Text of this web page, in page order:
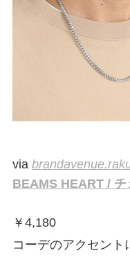
via
BEAMS HEART / チ
￥ 4,180
コーデのアクセント